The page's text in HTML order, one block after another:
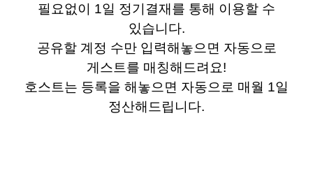
필요없이 1일 정기결재를 통해 이용할 수
있습니다.
공유할 계정 수만 입력해놓으면 자동으로
게스트를 매칭해드려요!
호스트는 등록을 해놓으면 자동으로 매월 1일
정산해드립니다.